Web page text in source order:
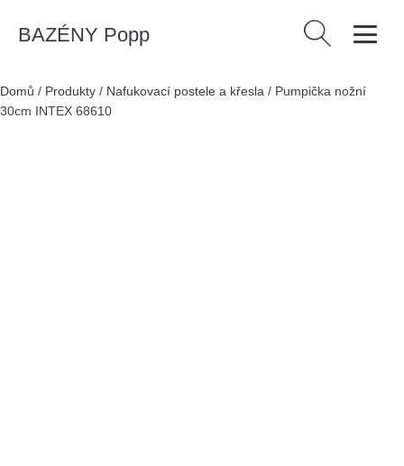
BAZÉNY Popp Vyhledávání
Domů / Produkty / Nafukovací postele a křesla / Pumpička nožní
30cm INTEX 68610